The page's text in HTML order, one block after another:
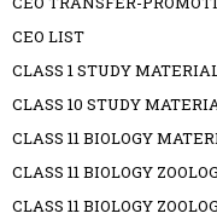
CEO LIST
CLASS 1 STUDY
CLASS 10 STUDY
CLASS 11 BIOLOGY
CLASS 11 BIOLOGY
CLASS 11 BIOLOGY